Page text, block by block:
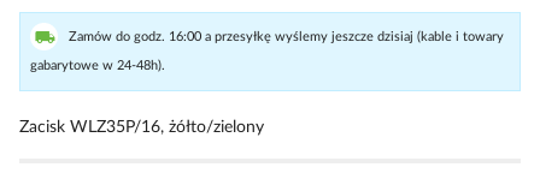
Zamów do godz. 16:00 a przesyłkę wyślemy jeszcze dzisiaj (kable i towary
gabarytowe w 24-48h).
Zacisk WLZ35P/16, żółto/zielony